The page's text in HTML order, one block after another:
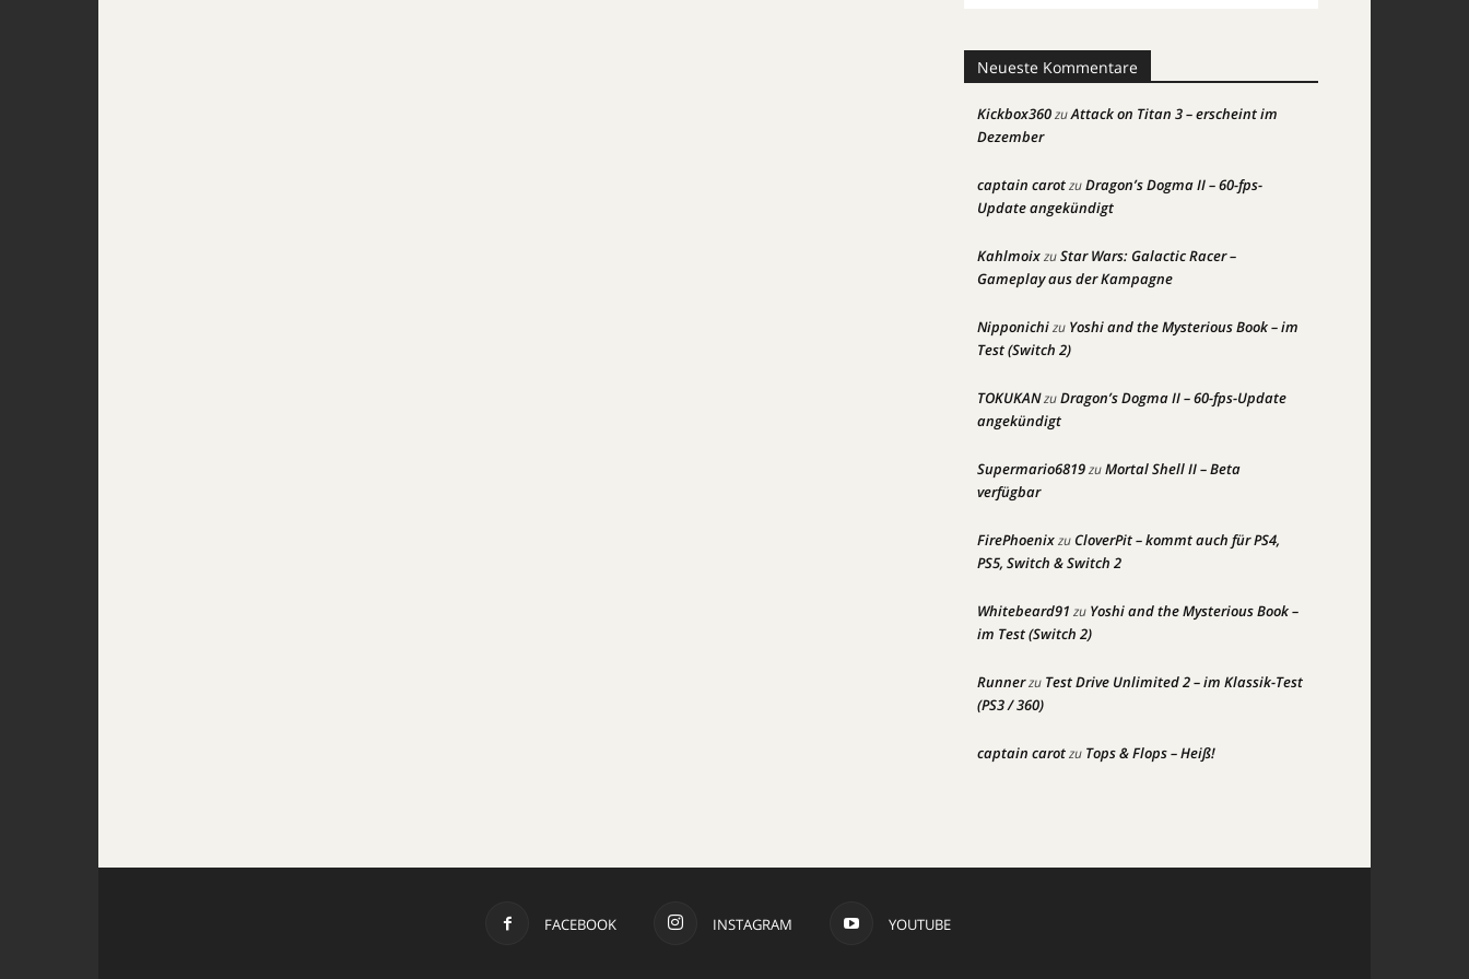
Neueste Kommentare
Kickbox360zuAttack on Titan 3 – erscheint im
Dezember
captain carotzuDragon’s Dogma II – 60-fps-
Update angekündigt
KahlmoixzuStar Wars: Galactic Racer –
Gameplay aus der Kampagne
Nipponichizu Yoshi and the Mysterious Book – im
Test (Switch 2)
TOKUKANzuDragon’s Dogma II – 60-fps-Update
angekündigt
Supermario6819zuMortal Shell II – Beta
verfügbar
FirePhoenixzuCloverPit – kommt auch für PS4,
PS5, Switch & Switch 2
Whitebeard91 zu Yoshi and the Mysterious Book –
im Test (Switch 2)
Runnerzu Test Drive Unlimited 2 – im Klassik-Test
(PS3 / 360)
captain carotzu Tops & Flops – Heiß!
FACEBOOK INSTAGRAM YOUTUBE